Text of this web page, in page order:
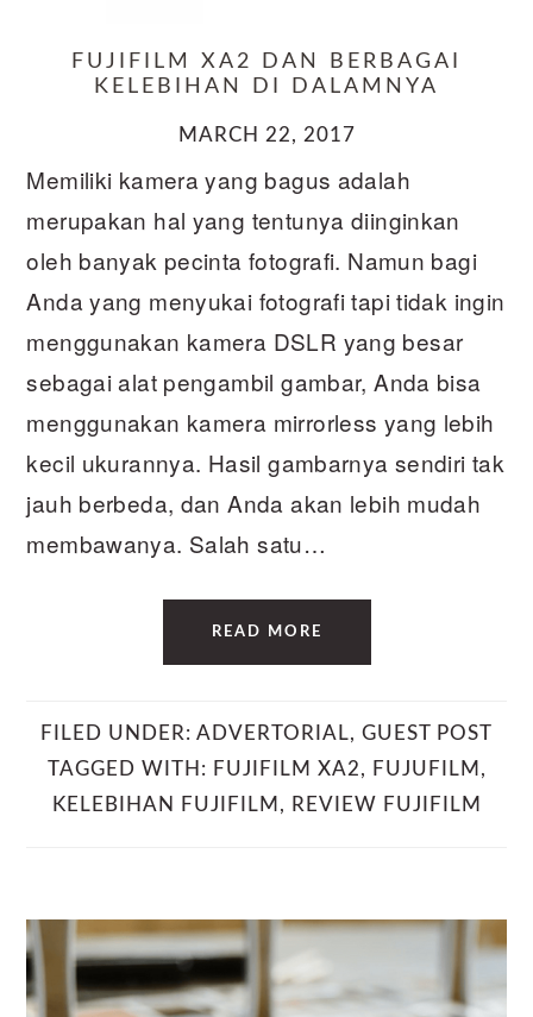
FUJIFILM XA2 DAN BERBAGAI
KELEBIHAN DI DALAMNYA
MARCH 22, 2017
Memiliki kamera yang bagus adalah
merupakan hal yang tentunya diinginkan
oleh banyak pecinta fotografi. Namun bagi
Anda yang menyukai fotografi tapi tidak ingin
menggunakan kamera DSLR yang besar
sebagai alat pengambil gambar, Anda bisa
menggunakan kamera mirrorless yang lebih
kecil ukurannya. Hasil gambarnya sendiri tak
jauh berbeda, dan Anda akan lebih mudah
membawanya. Salah satu…
READ MORE
FILED UNDER: ADVERTORIAL, GUEST POST
TAGGED WITH: FUJIFILM XA2, FUJUFILM ,
KELEBIHAN FUJIFILM , REVIEW FUJIFILM